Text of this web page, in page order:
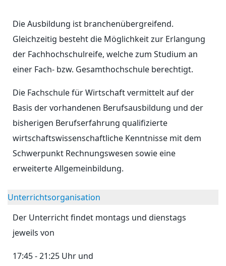
Die Ausbildung ist branchenübergreifend.
Gleichzeitig besteht die Möglichkeit zur Erlangung
der Fachhochschulreife, welche zum Studium an
einer Fach- bzw. Gesamthochschule berechtigt.
Die Fachschule für Wirtschaft vermittelt auf der
Basis der vorhandenen Berufsausbildung und der
bisherigen Berufserfahrung qualifizierte
wirtschaftswissenschaftliche Kenntnisse mit dem
Schwerpunkt Rechnungswesen sowie eine
erweiterte Allgemeinbildung.
Unterrichtsorganisation
Der Unterricht findet montags und dienstags
jeweils von
17:45 - 21:25 Uhr und